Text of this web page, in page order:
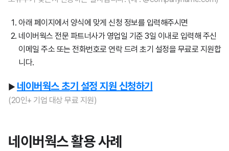
아래 페이지에서 양식에 맞게 신청 정보를 입력해주시면
네이버웍스 전문 파트너사가 영업일 기준 3일 이내로 입력해 주신
이메일 주소 또는 전화번호로 연락 드려 초기 설정을 무료로 지원합
니다.
▶ 네이버웍스초기 설정 지원 신청하기
(20인+ 기업 대상 무료 지원)
네 이 버웍스 활용 사례